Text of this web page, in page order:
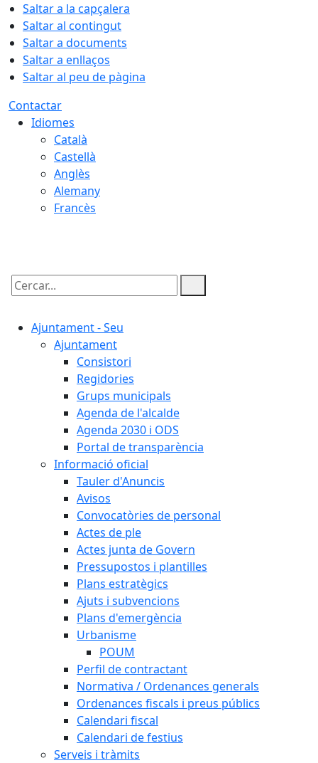
Saltar a la capçalera
Saltar al contingut
Saltar a documents
Saltar a enllaços
Saltar al peu de pàgina
Contactar
Idiomes
Català
Castellà
Anglès
Alemany
Francès
Cercar:
Ajuntament - Seu
Ajuntament
Consistori
Regidories
Grups municipals
Agenda de l'alcalde
Agenda 2030 i ODS
Portal de transparència
Informació oficial
Tauler d'Anuncis
Avisos
Convocatòries de personal
Actes de ple
Actes junta de Govern
Pressupostos i plantilles
Plans estratègics
Ajuts i subvencions
Plans d'emergència
Urbanisme
POUM
Perfil de contractant
Normativa / Ordenances generals
Ordenances fiscals i preus públics
Calendari fiscal
Calendari de festius
Serveis i tràmits